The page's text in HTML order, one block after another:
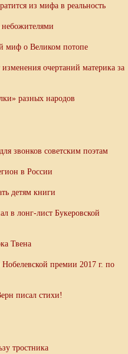
из мифа в реальность
миф о Великом потопе
очертаний материка за
разных народов
звонков советским поэтам
в России
детям книги
в лонг-лист Букеровской
Твена
Нобелевской премии 2017 г. по
писал стихи!
тростника